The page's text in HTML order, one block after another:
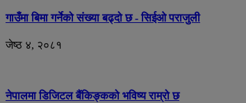
गाउँमा बिमा गर्नेको संख्या बढ्दो छ - सिईओ पराजुली
जेष्ठ ४, २०८१
नेपालमा डिजिटल बैंकिङ्कको भविष्य राम्रो छ